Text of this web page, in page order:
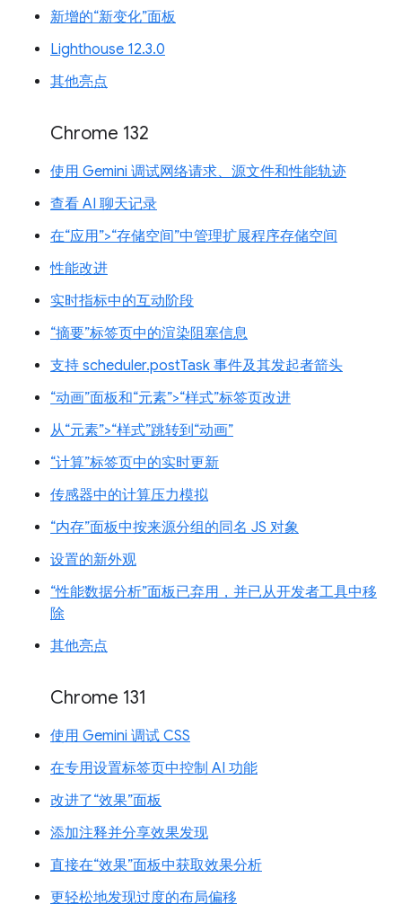
新增的“新变化”面板
Lighthouse 12.3.0
其他亮点
Chrome 132
使用 Gemini 调试网络请求、源文件和性能轨迹
查看 AI 聊天记录
在“应用”>“存储空间”中管理扩展程序存储空间
性能改进
实时指标中的互动阶段
“摘要”标签页中的渲染阻塞信息
支持 scheduler.postTask 事件及其发起者箭头
“动画”面板和“元素”>“样式”标签页改进
从“元素”>“样式”跳转到“动画”
“计算”标签页中的实时更新
传感器中的计算压力模拟
“内存”面板中按来源分组的同名 JS 对象
设置的新外观
“性能数据分析”面板已弃用，并已从开发者工具中移
除
其他亮点
Chrome 131
使用 Gemini 调试 CSS
在专用设置标签页中控制 AI 功能
改进了“效果”面板
添加注释并分享效果发现
直接在“效果”面板中获取效果分析
更轻松地发现过度的布局偏移